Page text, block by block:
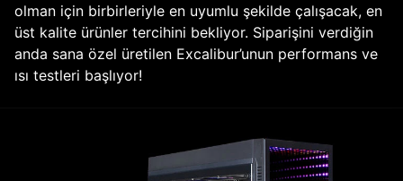
olman için birbirleriyle en uyumlu şekilde çalışacak, en
üst kalite ürünler tercihini bekliyor. Siparişini verdiğin
anda sana özel üretilen Excalibur’unun performans ve
ısı testleri başlıyor!